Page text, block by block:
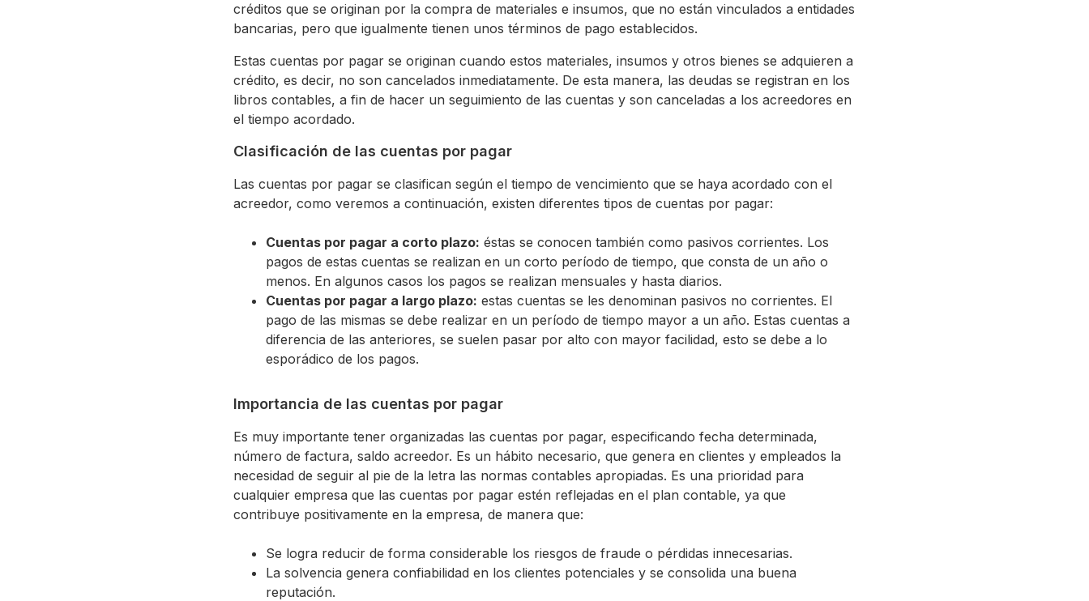
créditos que se originan por la compra de materiales e insumos, que no están vinculados a entidades
bancarias, pero que igualmente tienen unos términos de pago establecidos.
Estas cuentas por pagar se originan cuando estos materiales, insumos y otros bienes se adquieren a
crédito, es decir, no son cancelados inmediatamente. De esta manera, las deudas se registran en los
libros contables, a fin de hacer un seguimiento de las cuentas y son canceladas a los acreedores en
el tiempo acordado.
Clasificación de las cuentas por pagar
Las cuentas por pagar se clasifican según el tiempo de vencimiento que se haya acordado con el
acreedor, como veremos a continuación, existen diferentes tipos de cuentas por pagar:
Cuentas por pagar a corto plazo: éstas se conocen también como pasivos corrientes. Los
pagos de estas cuentas se realizan en un corto período de tiempo, que consta de un año o
menos. En algunos casos los pagos se realizan mensuales y hasta diarios.
Cuentas por pagar a largo plazo: estas cuentas se les denominan pasivos no corrientes. El
pago de las mismas se debe realizar en un período de tiempo mayor a un año. Estas cuentas a
diferencia de las anteriores, se suelen pasar por alto con mayor facilidad, esto se debe a lo
esporádico de los pagos.
Importancia de las cuentas por pagar
Es muy importante tener organizadas las cuentas por pagar, especificando fecha determinada,
número de factura, saldo acreedor. Es un hábito necesario, que genera en clientes y empleados la
necesidad de seguir al pie de la letra las normas contables apropiadas. Es una prioridad para
cualquier empresa que las cuentas por pagar estén reflejadas en el plan contable, ya que
contribuye positivamente en la empresa, de manera que:
Se logra reducir de forma considerable los riesgos de fraude o pérdidas innecesarias.
La solvencia genera confiabilidad en los clientes potenciales y se consolida una buena
reputación.